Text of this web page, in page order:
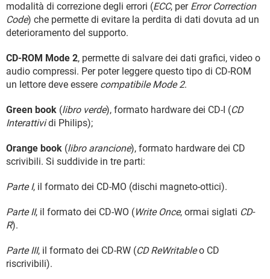
modalità di correzione degli errori (ECC, per Error Correction
Code) che permette di evitare la perdita di dati dovuta ad un
deterioramento del supporto.
CD-ROM Mode 2, permette di salvare dei dati grafici, video o
audio compressi. Per poter leggere questo tipo di CD-ROM
un lettore deve essere compatibile Mode 2.
Green book (libro verde), formato hardware dei CD-I (CD
Interattividi Philips);
Orange book (libro arancione), formato hardware dei CD
scrivibili. Si suddivide in tre parti:
Parte I, il formato dei CD-MO (dischi magneto-ottici).
Parte II, il formato dei CD-WO (Write Once, ormai siglati CD-
R).
Parte III, il formato dei CD-RW (CD ReWritableo CD
riscrivibili).